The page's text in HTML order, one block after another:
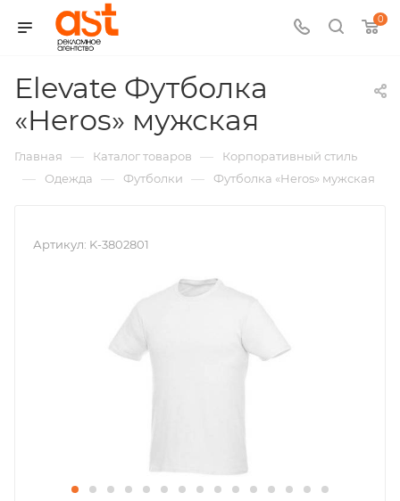
0
Elevate Футболка
«Heros» мужская
арт.:
K-
Главная — Каталог товаров — Корпоративный стиль
— Одежда — Футболки — Футболка «Heros» мужская
Артикул: K-3802801